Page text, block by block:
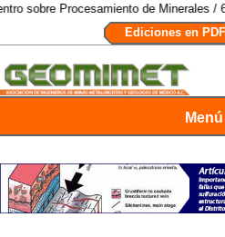
de Minerales / 6 al 9 de
Ediciones en PDF
Menú